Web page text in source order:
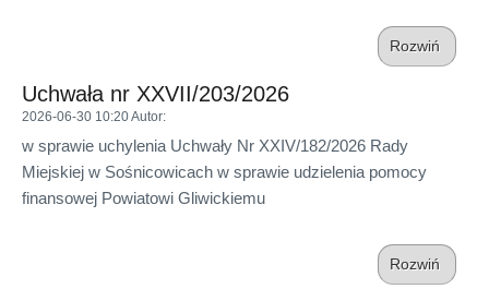
Rozwiń
Uchwała nr XXVII/203/2026
2026-06-30 10:20Autor:
w sprawie uchylenia Uchwały Nr XXIV/182/2026 Rady
Miejskiej w Sośnicowicach w sprawie udzielenia pomocy
finansowej Powiatowi Gliwickiemu
Rozwiń